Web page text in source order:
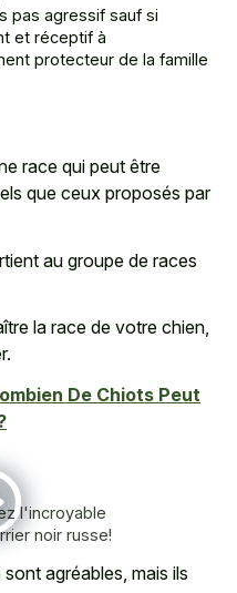
pas agressif sauf si
et réceptif à
protecteur de la famille
race qui peut être
que ceux proposés par
au groupe de races
la race de votre chien,
De Chiots Peut
l'incroyable
noir russe!
agréables, mais ils